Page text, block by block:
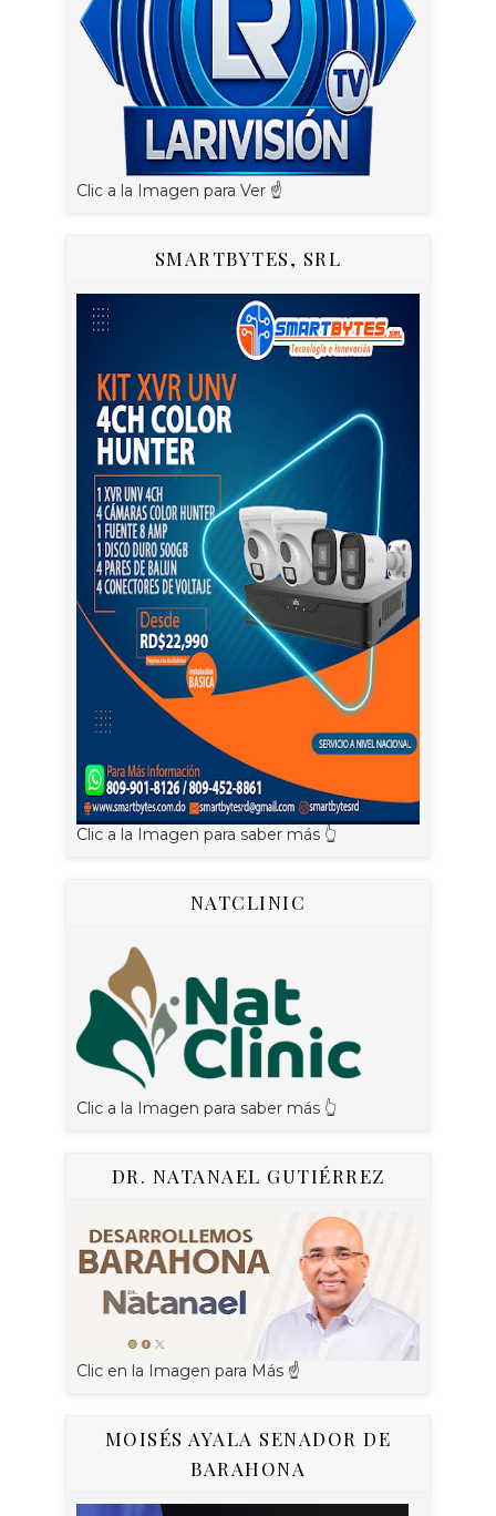
Clic a la Imagen para Ver ☝️
SMARTBYTES, SRL
Clic a la Imagen para saber más 👆
NATCLINIC
Clic a la Imagen para saber más 👆
DR. NATANAEL GUTIÉRREZ
Clic en la Imagen para Más ☝
MOISÉS AYALA SENADOR DE
BARAHONA